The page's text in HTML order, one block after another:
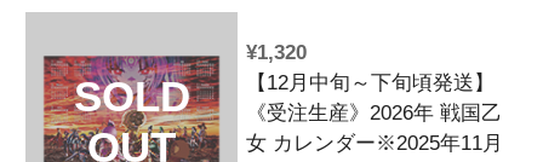
¥4,400